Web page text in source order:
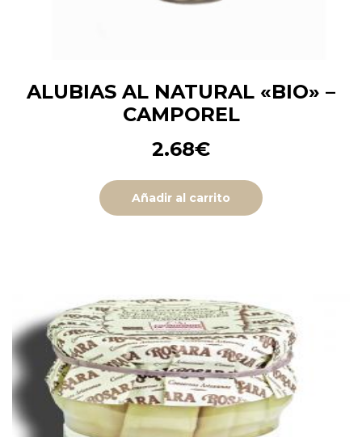
ALUBIAS AL NATURAL «BIO» –
CAMPOREL
2.68€
Añadir al carrito